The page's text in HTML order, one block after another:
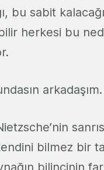
bu sabit
herkesi bu
arkadaşım.
bilmez bir
bilincinin